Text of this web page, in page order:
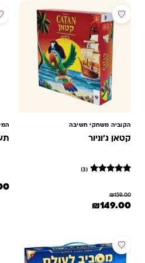
מבצע
הקוביה משחקי חשיבה
קטאן ג'וניור
מתוך 5
מבוסס על
(3)
₪159.00
המחיר המקורי היה: ₪159.00.
₪149.00 המחיר הנוכחי הוא: ₪149.00.
מבצע